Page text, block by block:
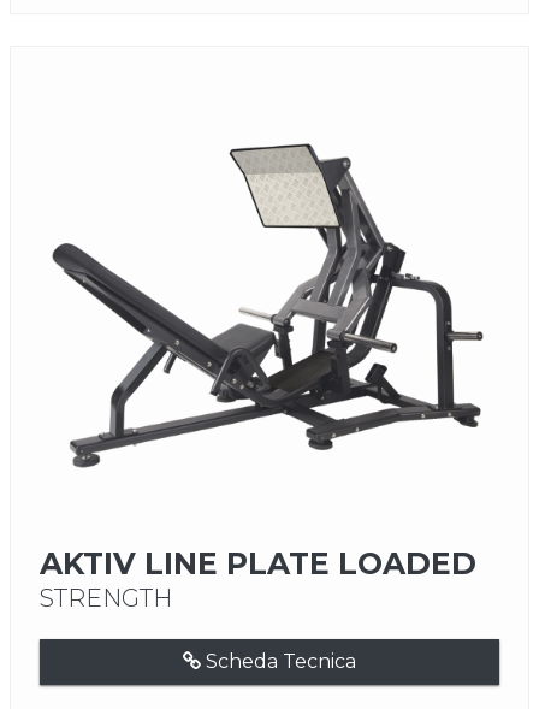
AKTIV LINE PLATE LOADED
STRENGTH
Scheda Tecnica